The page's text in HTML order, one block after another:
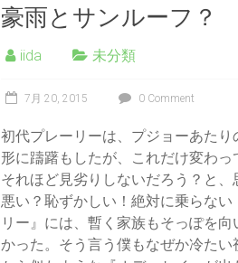
豪雨とサンルーフ？
iida 未分類
7月 20, 2015 0 Comment
初代プレーリーは、プジョーあた
形に躊躇もしたが、これだけ変わ
それほど見劣りしないだろう？と
悪い？恥ずかしい！絶対に乗らな
リー』には、暫く家族もそっぽを
かった。そう言う僕もなぜか冷た